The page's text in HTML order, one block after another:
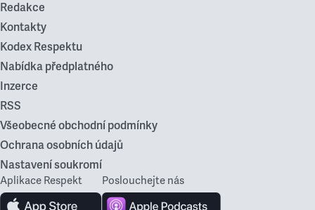
Redakce
Kontakty
Kodex Respektu
Nabídka předplatného
Inzerce
RSS
Všeobecné obchodní podmínky
Ochrana osobních údajů
Nastavení soukromí
Aplikace Respekt Poslouchejte nás